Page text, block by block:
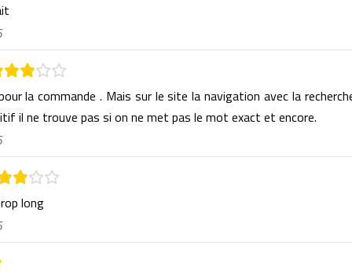
la commande . Mais sur le site la navigation avec la
il ne trouve pas si on ne met pas le mot exact et encore.
long